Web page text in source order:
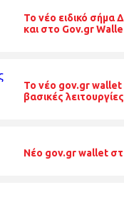
Το νέο ειδικό σήμα
και στο Gov.gr
To νέο gov.gr wallet
βασικές
Nέο gov.gr wallet